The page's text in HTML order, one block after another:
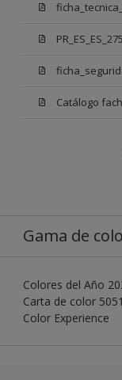
Catálogo
Gama de
Colores del Año
Carta de color
Color Experience